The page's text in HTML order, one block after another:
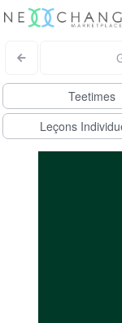
Teetimes
Leçons